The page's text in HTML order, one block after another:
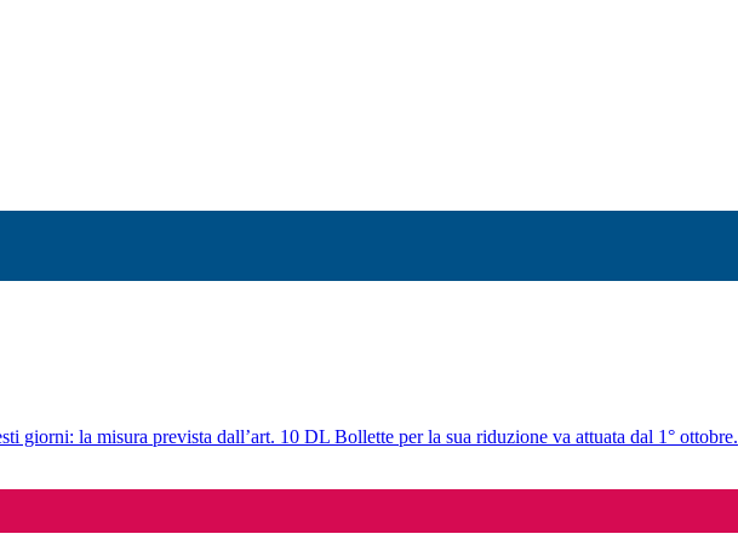
giorni: la misura prevista dall’art. 10 DL Bollette per la sua riduzione va attuata dal 1° ottobre.